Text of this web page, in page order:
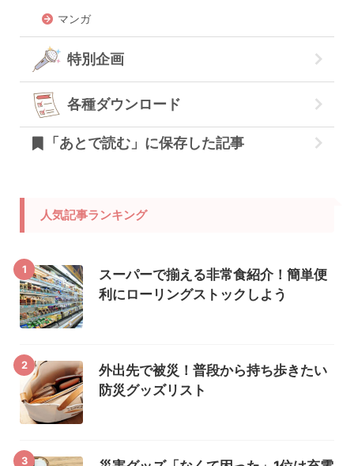
マンガ
特別企画
各種ダウンロード
「あとで読む」に保存した記事
人気記事ランキング
1
スーパーで揃える非常食紹介！簡単便
利にローリングストックしよう
2
外出先で被災！普段から持ち歩きたい
防災グッズリスト
3